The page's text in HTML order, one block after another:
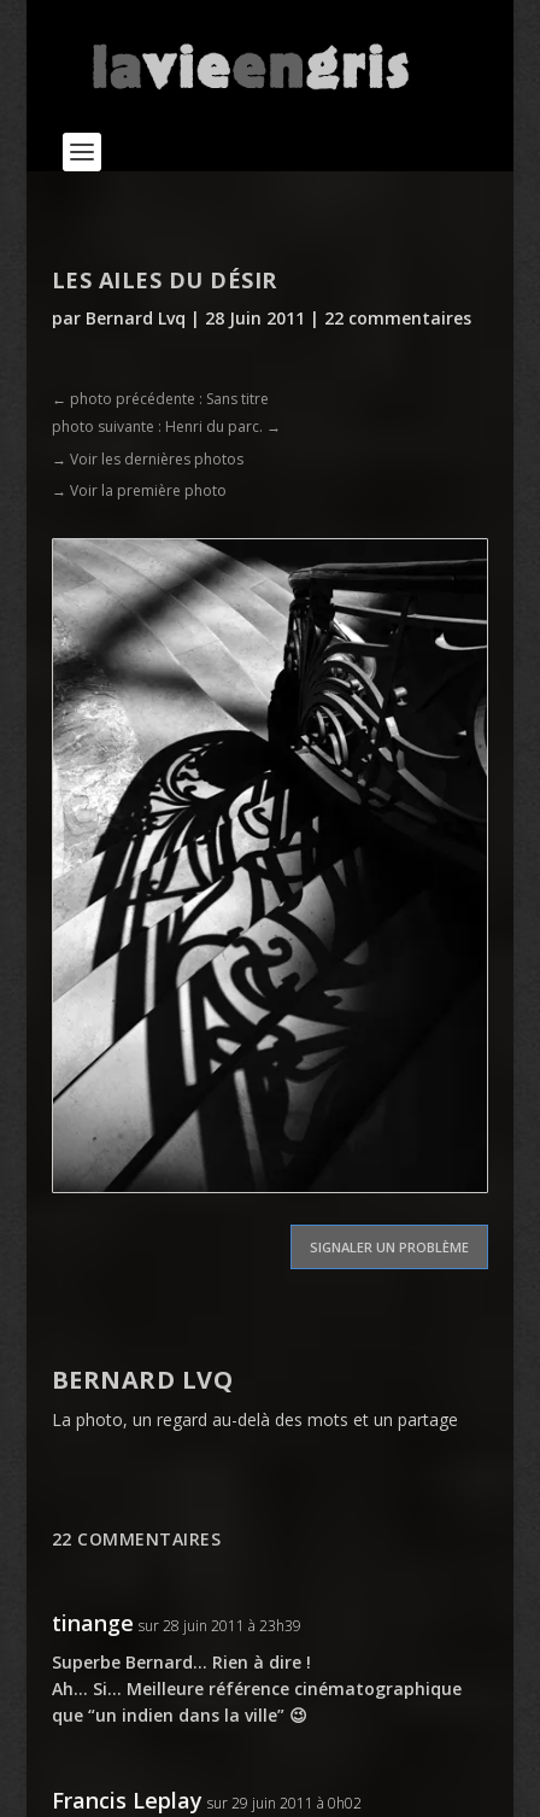
LES AILES DU DÉSIR
par Bernard Lvq | 28 Juin 2011 | 22 commentaires
← photo précédente : Sans titre
photo suivante : Henri du parc. →
→ Voir les dernières photos
→ Voir la première photo
SIGNALER UN PROBLÈME
BERNARD LVQ
La photo, un regard au-delà des mots et un partage
22 COMMENTAIRES
tinange sur 28 juin 2011 à 23h39
Superbe Bernard… Rien à dire !
Ah… Si… Meilleure référence cinématographique
que “un indien dans la ville” 😉
Francis Leplay sur 29 juin 2011 à 0h02